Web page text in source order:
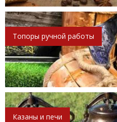
Топоры ручной работы
Казаны и печи